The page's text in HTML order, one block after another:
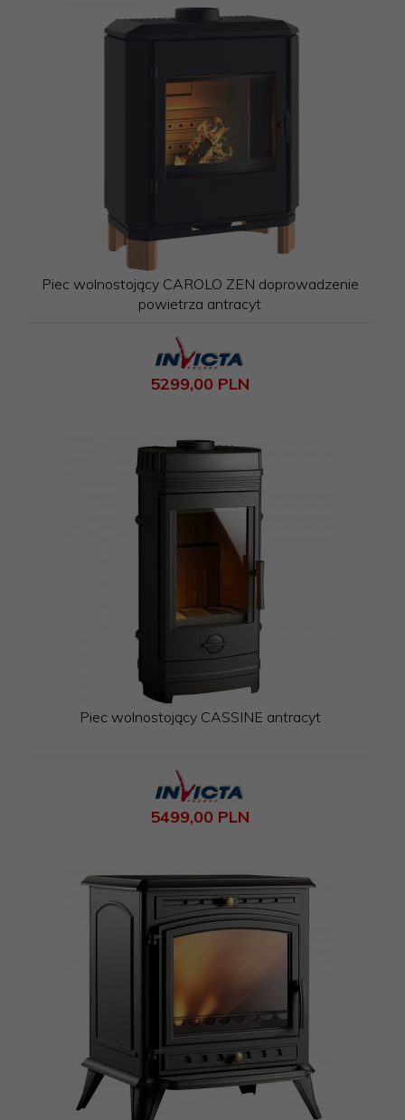
Piec wolnostojący CAROLO ZEN doprowadzenie
powietrza antracyt
5299,00 PLN
Piec wolnostojący CASSINE antracyt
5499,00 PLN